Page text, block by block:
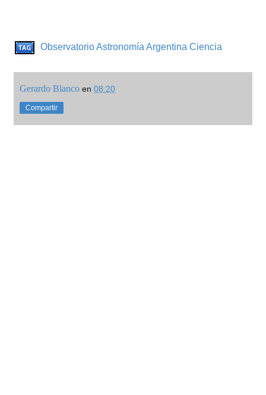
ObservatorioAstronomía Argentina Ciencia
Gerardo Blanco en 08:20
Compartir